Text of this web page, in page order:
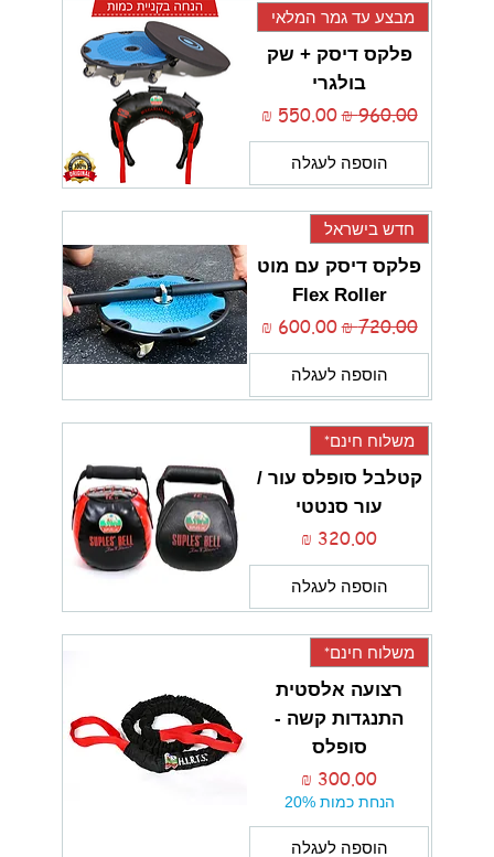
מבצע עד גמר המלאי
פלקס דיסק + שק
בולגרי
מחיר רגיל‏960.00 ‏₪ מחיר מבצע‏550.00 ‏₪
הוספה לעגלה
חדש בישראל
פלקס דיסק עם מוט
Flex Roller
מחיר רגיל‏720.00 ‏₪ מחיר מבצע‏600.00 ‏₪
הוספה לעגלה
משלוח חינם*
קטלבל סופלס עור /
עור סנטטי
מחיר
הוספה לעגלה
משלוח חינם*
רצועה אלסטית
התנגדות קשה -
סופלס
מחיר
הנחת כמות 20%
הוספה לעגלה